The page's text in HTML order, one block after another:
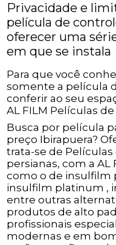
Privacidade e
película de
oferecer uma
em que se instala
Para que você
somente a película
conferir ao seu
AL FILM Películas
Busca por película
preço Ibirapuera?
trata-se de
persianas, com a
como o de insulfilm
insulfilm platinum ,
entre outras
produtos de alto
profissionais
modernas e em